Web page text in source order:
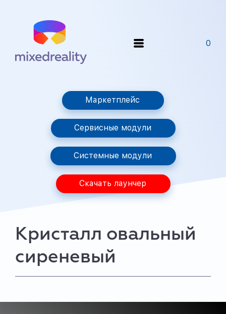
0
Маркетплейс
Сервисные модули
Системные модули
Скачать лаунчер
Кристалл овальный
сиреневый